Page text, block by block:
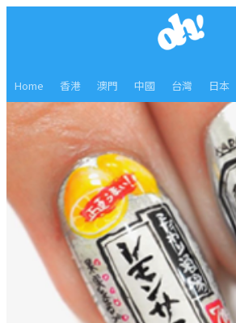
Home 香港 澳門 中國 台灣 日本